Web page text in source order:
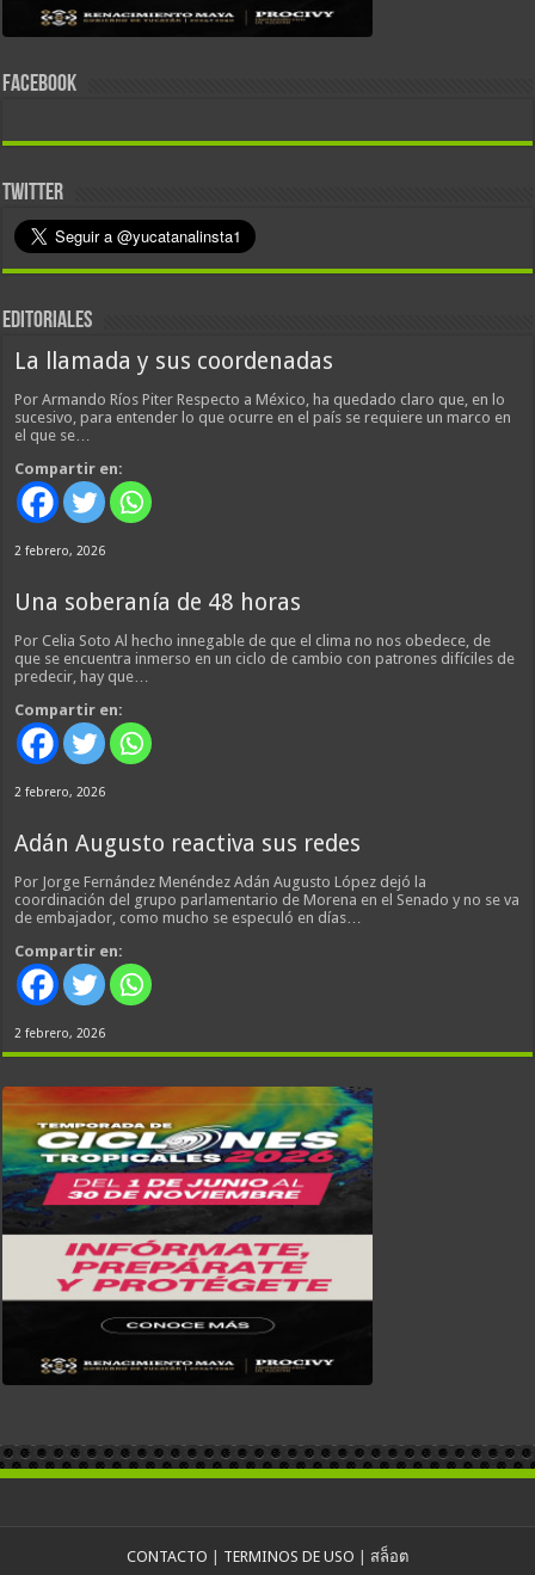
FACEBOOK
TWITTER
EDITORIALES
La llamada y sus coordenadas
Por Armando Ríos Piter Respecto a México, ha quedado claro que, en lo
sucesivo, para entender lo que ocurre en el país se requiere un marco en
el que se…
Compartir en:
2 febrero, 2026
Una soberanía de 48 horas
Por Celia Soto Al hecho innegable de que el clima no nos obedece, de
que se encuentra inmerso en un ciclo de cambio con patrones difíciles de
predecir, hay que…
Compartir en:
2 febrero, 2026
Adán Augusto reactiva sus redes
Por Jorge Fernández Menéndez Adán Augusto López dejó la
coordinación del grupo parlamentario de Morena en el Senado y no se va
de embajador, como mucho se especuló en días…
Compartir en:
2 febrero, 2026
CONTACTO TERMINOS DE USO สล็อต